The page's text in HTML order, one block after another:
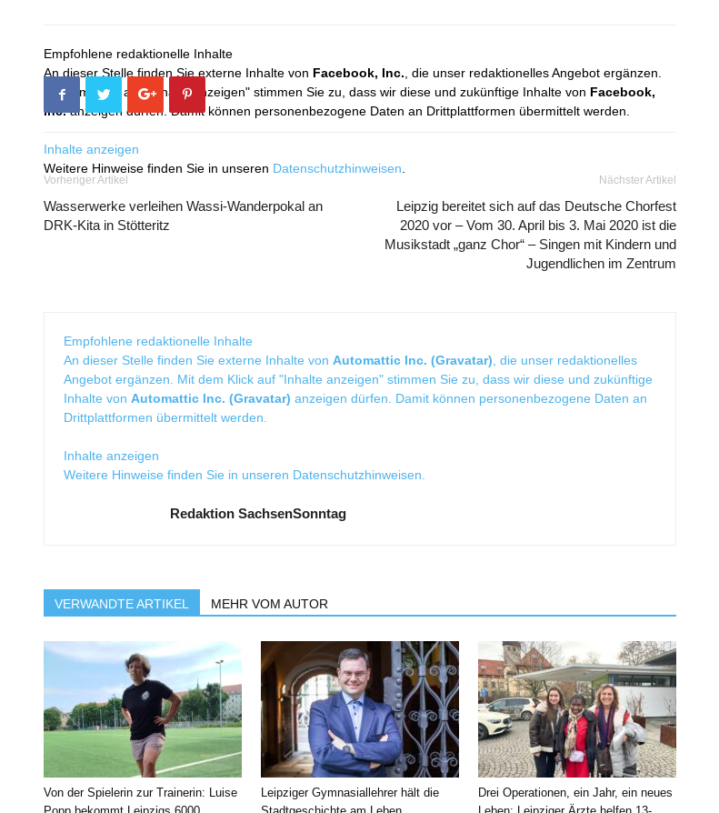
Empfohlene redaktionelle Inhalte
An dieser Stelle finden Sie externe Inhalte von Facebook, Inc. , die unser redaktionelles Angebot ergänzen.
Mit dem Klick auf "Inhalte anzeigen" stimmen Sie zu, dass wir diese und zukünftige Inhalte von Facebook,
Inc.anzeigen dürfen. Damit können personenbezogene Daten an Drittplattformen übermittelt werden.
Inhalte anzeigen
Weitere Hinweise finden Sie in unseren Datenschutzhinweisen
Vorheriger Artikel
Wasserwerke verleihen Wassi-Wanderpokal an
DRK-Kita in Stötteritz
Nächster Artikel
Leipzig bereitet sich auf das Deutsche Chorfest
2020 vor – Vom 30. April bis 3. Mai 2020 ist die
Musikstadt „ganz Chor“ – Singen mit Kindern und
Jugendlichen im Zentrum
Empfohlene redaktionelle Inhalte
An dieser Stelle finden Sie externe Inhalte von Automattic Inc. (Gravatar) , die unser redaktionelles
Angebot ergänzen. Mit dem Klick auf "Inhalte anzeigen" stimmen Sie zu, dass wir diese und zukünftige
Inhalte von Automattic Inc. (Gravatar) anzeigen dürfen. Damit können personenbezogene Daten an
Drittplattformen übermittelt werden.
Inhalte anzeigen
Weitere Hinweise finden Sie in unseren Datenschutzhinweisen
Redaktion SachsenSonntag
VERWANDTE ARTIKEL MEHR VOM AUTOR
Von der Spielerin zur Trainerin: Luise
Leipziger Gymnasiallehrer hält die
Drei Operationen, ein Jahr, ein neues